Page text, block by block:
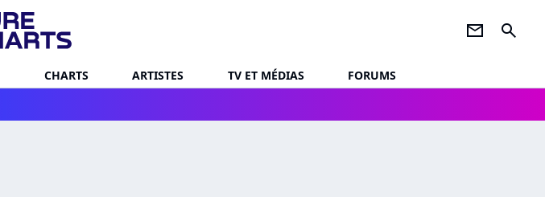
newsletter search
CHARTS ARTISTES TV ET MÉDIAS
FORUMS